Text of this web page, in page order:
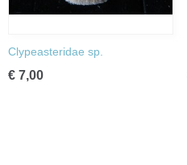
Clypeasteridae sp.
€ 7,00